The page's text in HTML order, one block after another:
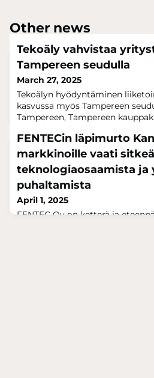
Other news
Tekoäly vahvistaa
Tampereen seudulla
March 27, 2025
Tekoälyn hyödyntäminen
kasvussa myös Tampereen
Tampereen, Tampereen
lähes 90 prosenttia vastaajista
parantaa heidän yrityksensä
prosenttia arvioi tekoälyyn
olevan ajankohtaisia seuraavan
FENTECin läpimurto
markkinoille vaati
teknologiaosaamista ja
puhaltamista
April 1, 2025
FENTEC Oy on ketterä ja